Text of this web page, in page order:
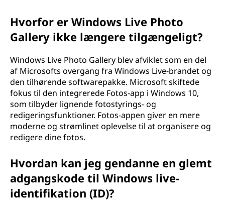
Hvorfor er Windows Live Photo
Gallery ikke længere tilgængeligt?
Windows Live Photo Gallery blev afviklet som en del
af Microsofts overgang fra Windows Live-brandet og
den tilhørende softwarepakke. Microsoft skiftede
fokus til den integrerede Fotos-app i Windows 10,
som tilbyder lignende fotostyrings- og
redigeringsfunktioner. Fotos-appen giver en mere
moderne og strømlinet oplevelse til at organisere og
redigere dine fotos.
Hvordan kan jeg gendanne en glemt
adgangskode til Windows live-
identifikation (ID)?